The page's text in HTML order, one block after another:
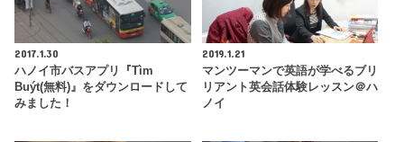
2017.1.30
ハノイ市バスアプリ『Tìm
Buýt(無料)』をダウンロードして
みました！
2019.1.21
マンツーマンで英語が学べるブリ
リアント英会話体験レッスン＠ハ
ノイ